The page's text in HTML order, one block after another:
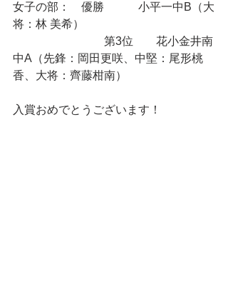
女子の部：　優勝　　　小平一中B（大
将：林 美希）
第3位　　花小金井南
中A（先鋒：岡田更咲、中堅：尾形桃
香、大将：齊藤柑南）
入賞おめでとうございます！